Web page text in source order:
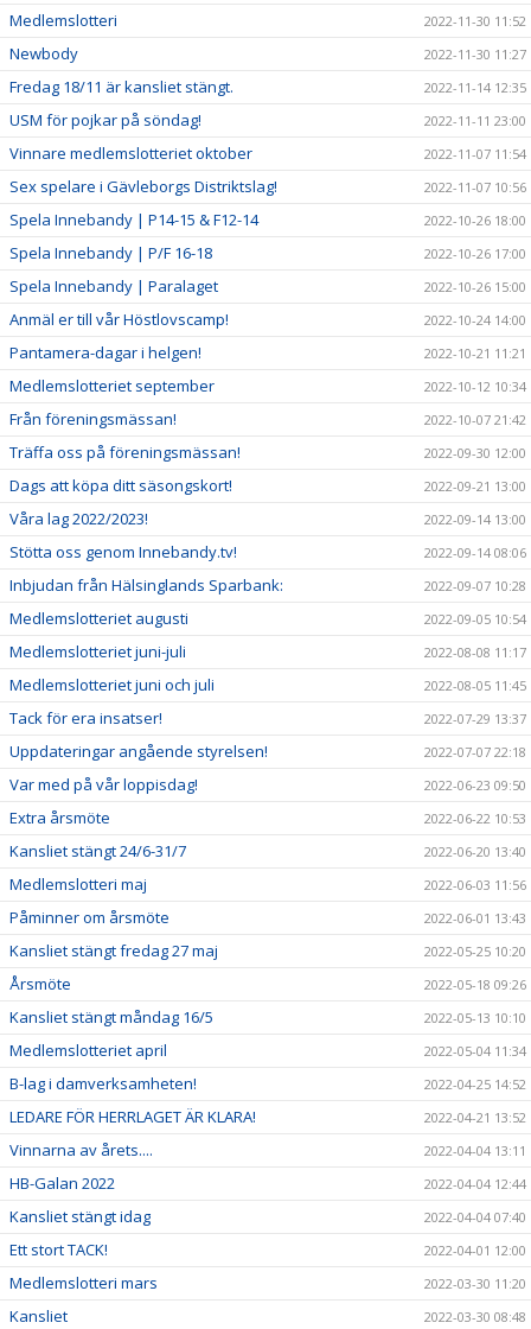
Medlemslotteri 2022-11-30 11:52
Newbody 2022-11-30 11:27
Fredag 18/11 är kansliet stängt. 2022-11-14 12:35
USM för pojkar på söndag! 2022-11-11 23:00
Vinnare medlemslotteriet oktober 2022-11-07 11:54
Sex spelare i Gävleborgs Distriktslag! 2022-11-07 10:56
Spela Innebandy | P14-15 & F12-14 2022-10-26 18:00
Spela Innebandy | P/F 16-18 2022-10-26 17:00
Spela Innebandy | Paralaget 2022-10-26 15:00
Anmäl er till vår Höstlovscamp! 2022-10-24 14:00
Pantamera-dagar i helgen! 2022-10-21 11:21
Medlemslotteriet september 2022-10-12 10:34
Från föreningsmässan! 2022-10-07 21:42
Träffa oss på föreningsmässan! 2022-09-30 12:00
Dags att köpa ditt säsongskort! 2022-09-21 13:00
Våra lag 2022/2023! 2022-09-14 13:00
Stötta oss genom Innebandy.tv! 2022-09-14 08:06
Inbjudan från Hälsinglands Sparbank: 2022-09-07 10:28
Medlemslotteriet augusti 2022-09-05 10:54
Medlemslotteriet juni-juli 2022-08-08 11:17
Medlemslotteriet juni och juli 2022-08-05 11:45
Tack för era insatser! 2022-07-29 13:37
Uppdateringar angående styrelsen! 2022-07-07 22:18
Var med på vår loppisdag! 2022-06-23 09:50
Extra årsmöte 2022-06-22 10:53
Kansliet stängt 24/6-31/7 2022-06-20 13:40
Medlemslotteri maj 2022-06-03 11:56
Påminner om årsmöte 2022-06-01 13:43
Kansliet stängt fredag 27 maj 2022-05-25 10:20
Årsmöte 2022-05-18 09:26
Kansliet stängt måndag 16/5 2022-05-13 10:10
Medlemslotteriet april 2022-05-04 11:34
B-lag i damverksamheten! 2022-04-25 14:52
LEDARE FÖR HERRLAGET ÄR KLARA! 2022-04-21 13:52
Vinnarna av årets.... 2022-04-04 13:11
HB-Galan 2022 2022-04-04 12:44
Kansliet stängt idag 2022-04-04 07:40
Ett stort TACK! 2022-04-01 12:00
Medlemslotteri mars 2022-03-30 11:20
Kansliet
2022-03-30 08:48